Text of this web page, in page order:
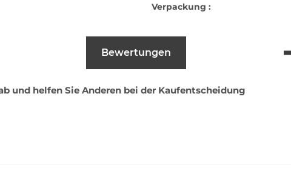
Verpackung :
Bewertungen
und helfen Sie Anderen bei der Kaufentscheidung